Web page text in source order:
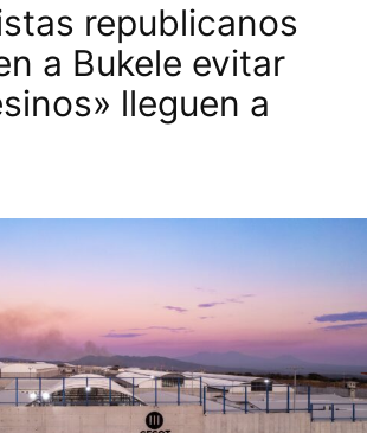
republicanos
a Bukele evitar
lleguen a